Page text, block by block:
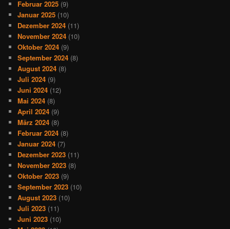
Februar 2025 (9)
Januar 2025 (10)
Dezember 2024 (11)
November 2024 (10)
Oktober 2024 (9)
September 2024 (8)
August 2024 (8)
Juli 2024 (9)
Juni 2024 (12)
Mai 2024 (8)
April 2024 (9)
März 2024 (8)
Februar 2024 (8)
Januar 2024 (7)
Dezember 2023 (11)
November 2023 (8)
Oktober 2023 (9)
September 2023 (10)
August 2023 (10)
Juli 2023 (11)
Juni 2023 (10)